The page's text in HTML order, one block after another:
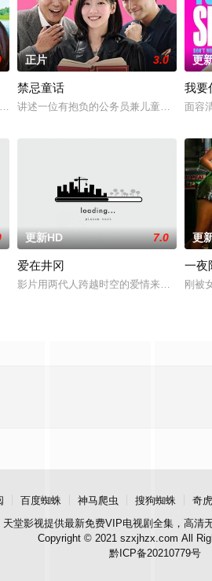
三人为了一场仅有一次的演出再度合体，前
(Julia Novohradsky) und Lena (
正片 3.0
禁忌童话
讲述一位有抱负的公务员兼儿童故事作家
更
我要
面容
，鞭挞了追金，虚荣等错误的观念，让人
盲女薛薇薇家中，为了找回丢失的东西，宏
更新HD 7.0
爱在井冈
影片用两代人跨越时空的爱情来演绎吉安
更
一夜
刚被
百度蜘蛛 神马爬虫 搜狗蜘蛛 奇
天堂影视提供最新免费VIP电视剧全集，高清
Copyright © 2021 szxjhzx.com All
黔ICP备20210779号